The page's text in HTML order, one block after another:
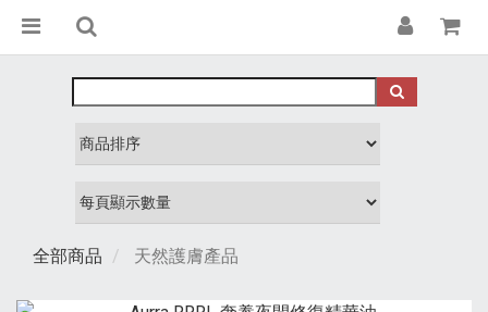
全部商品 天然護膚產品